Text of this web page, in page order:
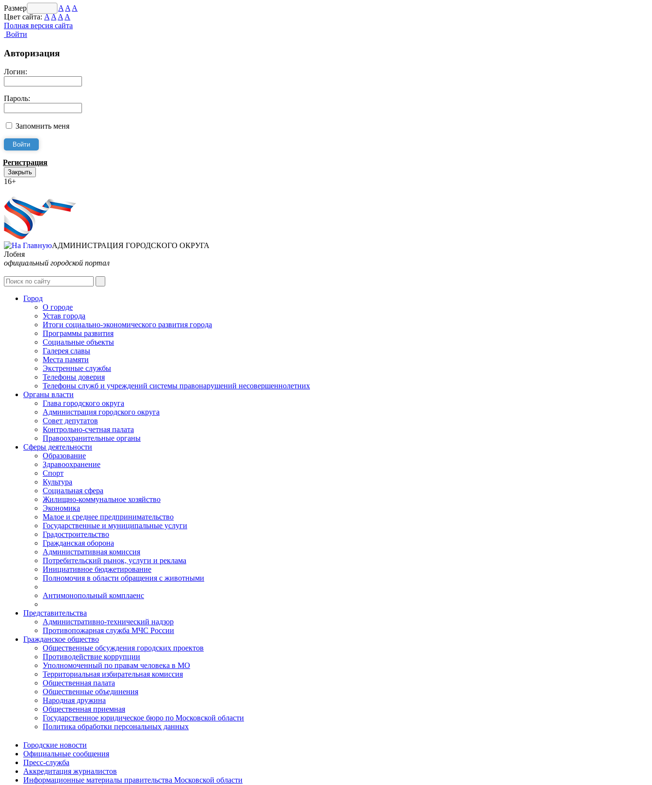
Размер шрифта: A A A
Цвет сайта:AA A A
Полная версия сайта
Войти
Авторизация
Логин:
Пароль:
Запомнить меня
Регистрация
Закрыть
16+
АДМИНИСТРАЦИЯ ГОРОДСКОГО ОКРУГА
Лобня
официальный городской портал
Город
О городе
Устав города
Итоги социально-экономического развития города
Программы развития
Социальные объекты
Галерея славы
Места памяти
Экстренные службы
Телефоны доверия
Телефоны служб и учреждений системы правонарушений несовершеннолетних
Органы власти
Глава городского округа
Администрация городcкого округа
Совет депутатов
Контрольно-счетная палата
Правоохранительные органы
Сферы деятельности
Образование
Здравоохранение
Спорт
Культура
Социальная сфера
Жилищно-коммунальное хозяйство
Экономика
Малое и среднее предпринимательство
Государственные и муниципальные услуги
Градостроительство
Гражданская оборона
Административная комиссия
Потребительский рынок, услуги и реклама
Инициативное бюджетирование
Полномочия в области обращения с животными
Антимонопольный комплаенс
Представительства
Административно-технический надзор
Противопожарная служба МЧС России
Гражданское общество
Общественные обсуждения городских проектов
Противодействие коррупции
Уполномоченный по правам человека в МО
Территориальная избирательная комиссия
Общественная палата
Общественные объединения
Народная дружина
Общественная приемная
Государственное юридическое бюро по Московской области
Политика обработки персональных данных
Городские новости
Официальные сообщения
Пресс-служба
Аккредитация журналистов
Информационные материалы правительства Московской области